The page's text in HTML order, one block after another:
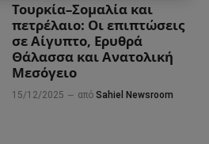
Τουρκία–Σομαλία και
πετρέλαιο: Οι επιπτώσεις
σε Αίγυπτο, Ερυθρά
Θάλασσα και Ανατολική
Μεσόγειο
15/12/2025 από Sahiel Newsroom